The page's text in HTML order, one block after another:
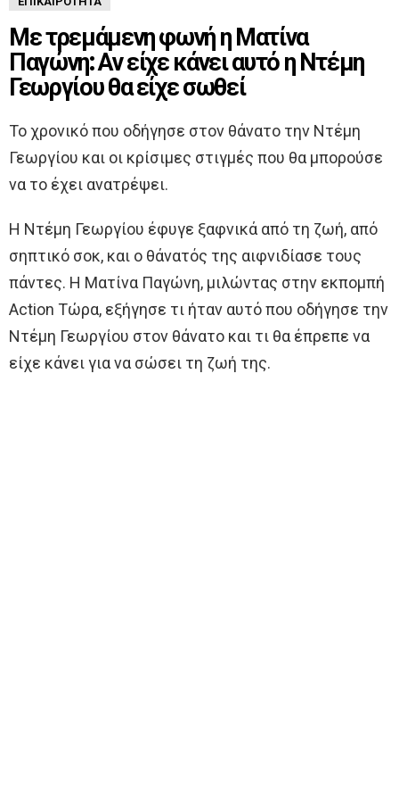
Με τρεμάμενη φωνή η Ματίνα
Παγώνη: Αν είχε κάνει αυτό η Ντέμη
Γεωργίου θα είχε σωθεί
Το χρονικό που οδήγησε στον θάνατο την Ντέμη
Γεωργίου και οι κρίσιμες στιγμές που θα μπορούσε
να το έχει ανατρέψει.
Η Ντέμη Γεωργίου έφυγε ξαφνικά από τη ζωή, από
σηπτικό σοκ, και ο θάνατός της αιφνιδίασε τους
πάντες. Η Ματίνα Παγώνη, μιλώντας στην εκπομπή
Action Τώρα, εξήγησε τι ήταν αυτό που οδήγησε την
Ντέμη Γεωργίου στον θάνατο και τι θα έπρεπε να
είχε κάνει για να σώσει τη ζωή της.